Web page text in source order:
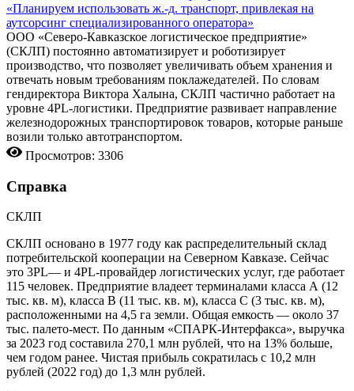
«Планируем использовать ж.-д. транспорт, привлекая на
аутсорсинг специализированного оператора»
ООО «Северо-Кавказское логистическое предприятие»
(СКЛП) постоянно автоматизирует и роботизирует
производство, что позволяет увеличивать объем хранения и
отвечать новым требованиям поклажедателей. По словам
гендиректора Виктора Халына, СКЛП частично работает на
уровне 4PL-логистики. Предприятие развивает направление
железнодорожных транспортировок товаров, которые раньше
возили только автотранспортом.
Просмотров: 3306
Справка
СКЛП
СКЛП основано в 1977 году как распределительный склад
потребительской кооперации на Северном Кавказе. Сейчас
это 3PL— и 4PL-провайдер логистических услуг, где работает
115 человек. Предприятие владеет терминалами класса А (12
тыс. кв. м), класса В (11 тыс. кв. м), класса С (3 тыс. кв. м),
расположенными на 4,5 га земли. Общая емкость — около 37
тыс. палето-мест. По данным «СПАРК-Интерфакса», выручка
за 2023 год составила 270,1 млн рублей, что на 13% больше,
чем годом ранее. Чистая прибыль сократилась с 10,2 млн
рублей (2022 год) до 1,3 млн рублей.